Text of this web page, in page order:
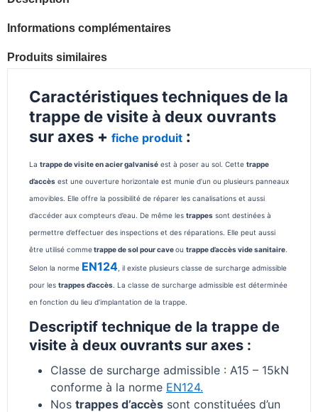
Informations complémentaires
Produits similaires
Caractéristiques techniques de la
trappe de visite à deux ouvrants
sur axes + fiche produit :
La trappe de visite en acier galvanisé est à poser au sol. Cette trappe
d’accès est une ouverture horizontale est munie d’un ou plusieurs panneaux
amovibles. Elle offre la possibilité de réparer les canalisations et aussi
d’accéder aux compteurs d’eau. De même les trappes sont destinées à
permettre d’effectuer des inspections et des réparations. Elle peut aussi
être utilisé commetrappe de sol pour caveou trappe d’accès vide sanitaire
Selon la norme EN124 , il existe plusieurs classe de surcharge admissible
pour les trappes d’accès . La classe de surcharge admissible est déterminée
en fonction du lieu d’implantation de la trappe.
Descriptif technique de la trappe de
visite à deux ouvrants sur axes :
Classe de surcharge admissible : A15 – 15kN
conforme à la norme EN124.
Nos trappes d’accès sont constituées d’un